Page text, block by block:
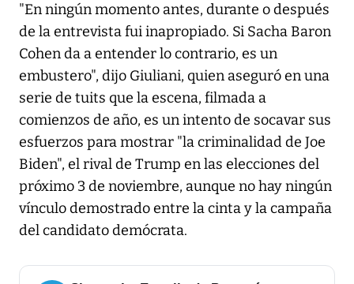
"En ningún momento antes, durante o después
de la entrevista fui inapropiado. Si Sacha Baron
Cohen da a entender lo contrario, es un
embustero", dijo Giuliani, quien aseguró en una
serie de tuits que la escena, filmada a
comienzos de año, es un intento de socavar sus
esfuerzos para mostrar "la criminalidad de Joe
Biden", el rival de Trump en las elecciones del
próximo 3 de noviembre, aunque no hay ningún
vínculo demostrado entre la cinta y la campaña
del candidato demócrata.